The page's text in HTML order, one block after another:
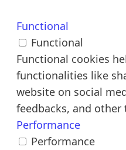
Functional
Functional
Functional cookies
functionalities like
website on social
feedbacks, and
Performance
Performance